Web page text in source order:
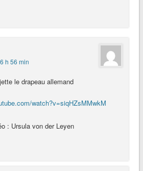
h 56 min
le drapeau allemand
watch?v=siqHZsMMwkM
: Ursula von der Leyen